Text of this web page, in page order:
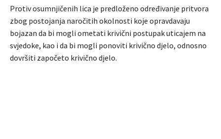
Protiv osumnjičenih lica je predloženo određivanje pritvora
zbog postojanja naročitih okolnosti koje opravdavaju
bojazan da bi mogli ometati krivični postupak uticajem na
svjedoke, kao i da bi mogli ponoviti krivično djelo, odnosno
dovršiti započeto krivično djelo.